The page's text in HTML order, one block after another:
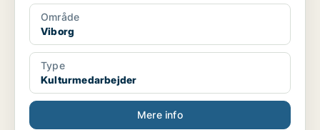
Område
Viborg
Type
Kulturmedarbejder
Mere info